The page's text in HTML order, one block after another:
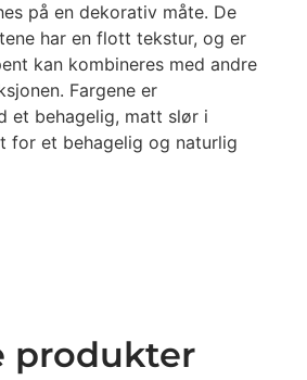
på en dekorativ måte. De
har en flott tekstur, og er
kan kombineres med andre
Fargene er
et behagelig, matt slør i
for et behagelig og naturlig
produkter